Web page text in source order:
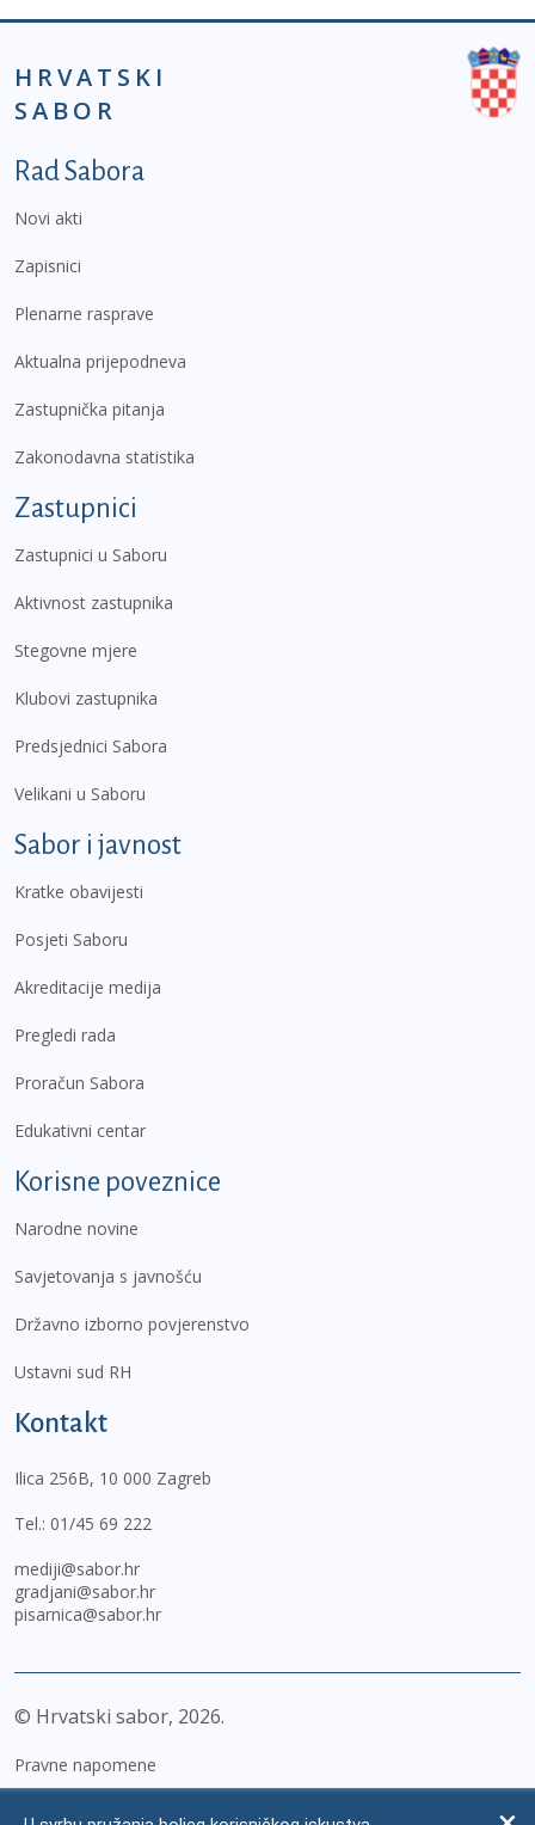
HRVATSKI
SABOR
Podnožje prvi izbornik
Rad Sabora
Novi akti
Zapisnici
Plenarne rasprave
Aktualna prijepodneva
Zastupnička pitanja
Zakonodavna statistika
Zastupnici
Zastupnici u Saboru
Aktivnost zastupnika
Stegovne mjere
Klubovi zastupnika
Predsjednici Sabora
Velikani u Saboru
Sabor i javnost
Kratke obavijesti
Posjeti Saboru
Akreditacije medija
Pregledi rada
Proračun Sabora
Edukativni centar
Korisne poveznice
Narodne novine
Savjetovanja s javnošću
Državno izborno povjerenstvo
Ustavni sud RH
Kontakt
Ilica 256B, 10 000 Zagreb
Tel.: 01/45 69 222
mediji@sabor.hr
gradjani@sabor.hr
pisarnica@sabor.hr
© Hrvatski sabor, 2026
Pravne napomene